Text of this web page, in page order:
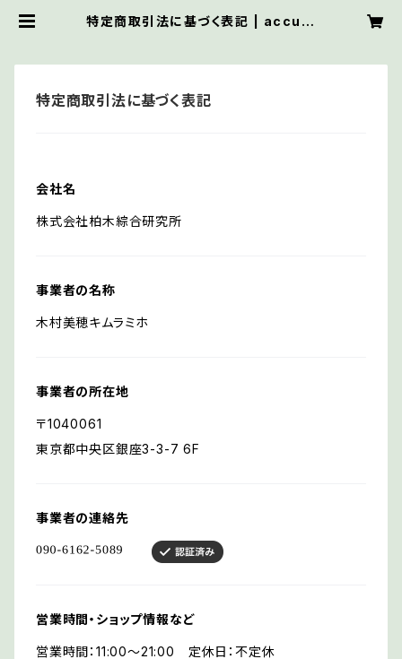
特定商取引法に基づく表記 | accuei
特定商取引法に基づく表記
会社名
株式会社柏木綜合研究所
事業者の名称
木村美穂キムラミホ
事業者の所在地
〒1040061
東京都中央区銀座3-3-7 6F
事業者の連絡先
営業時間・ショップ情報など
営業時間：11:00〜21:00 定休日：不定休